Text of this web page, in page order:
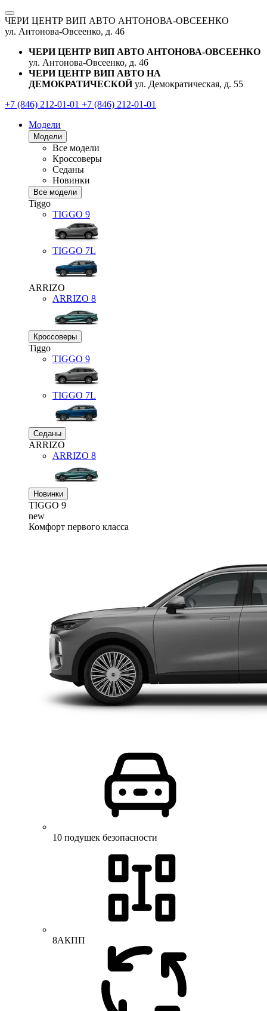
ЧЕРИ ЦЕНТР ВИП АВТО АНТОНОВА-ОВСЕЕНКО
ул. Антонова-Овсеенко, д. 46
ЧЕРИ ЦЕНТР ВИП АВТО АНТОНОВА-ОВСЕЕНКО
ул. Антонова-Овсеенко, д. 46
ЧЕРИ ЦЕНТР ВИП АВТО НА
ДЕМОКРАТИЧЕСКОЙ ул. Демократическая, д. 55
+7 (846) 212-01-01 +7 (846) 212-01-01
Модели
Модели
Все модели
Кроссоверы
Седаны
Новинки
Все модели
Tiggo
TIGGO 9
TIGGO 7L
ARRIZO
ARRIZO 8
Кроссоверы
Tiggo
TIGGO 9
TIGGO 7L
Седаны
ARRIZO
ARRIZO 8
Новинки
TIGGO 9
new
Комфорт первого класса
10 подушек безопасности
8АКПП